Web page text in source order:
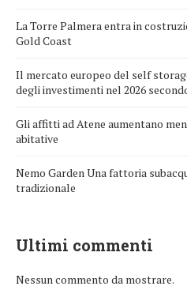
La Torre Palmera entra in
Gold Coast
Il mercato europeo del self
degli investimenti nel 2026
Gli affitti ad Atene aumentano
abitative
Nemo Garden Una fattoria
tradizionale
Ultimi commenti
Nessun commento da mostrare.